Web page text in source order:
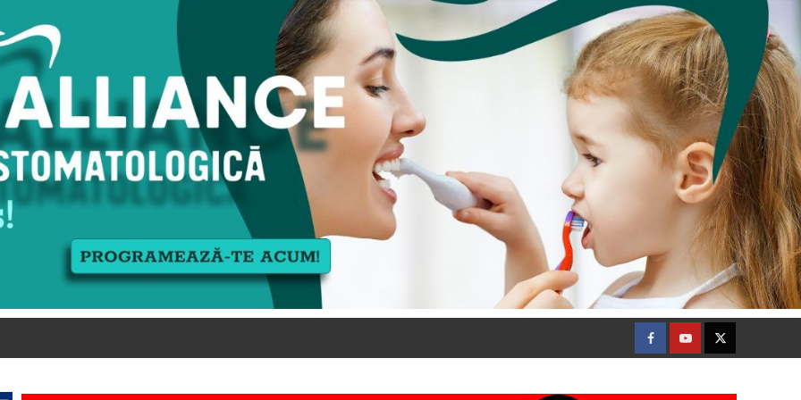
FacebookYoutubeTwitter